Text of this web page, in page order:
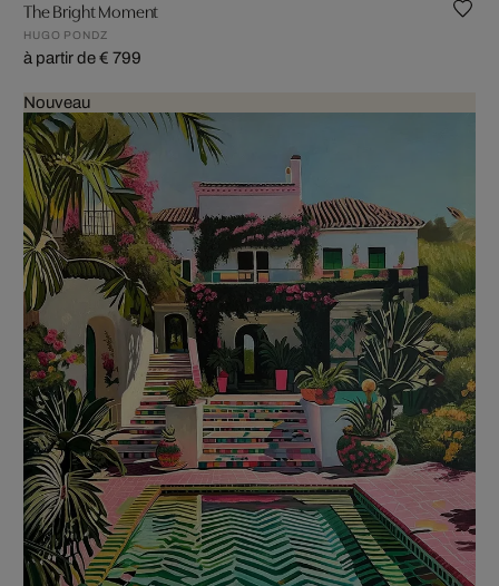
The Bright Moment
HUGO PONDZ
à partir de € 799
Nouveau